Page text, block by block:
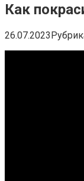
Как
26.07.2023